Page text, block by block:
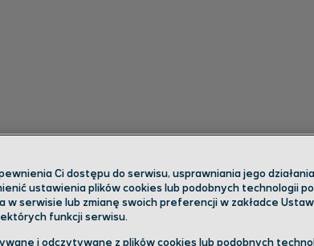
Ci dostępu do serwisu, usprawniania jego
ustawienia plików cookies lub podobnych technologii
serwisie lub zmianę swoich preferencji w zakładce
funkcji serwisu.
i odczytywane z plików cookies lub podobnych